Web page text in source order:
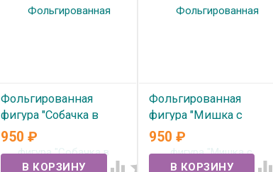
Фольгированная
фигура "Собачка в
колпачке"
В наличии
950₽
Фольгированная
фигура "Мишка с
кексиком, Кремовый,
Сатин"
950 ₽